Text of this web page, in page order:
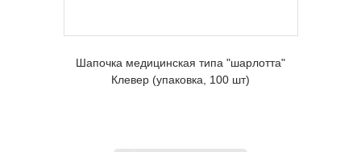
Шапочка медицинская типа "шарлотта"
Клевер (упаковка, 100 шт)